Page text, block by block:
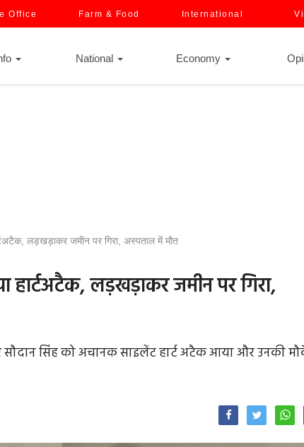
Office Farm & Food International
National Economy
लड़खड़ाकर जमीन पर गिरा, अस्पताल में मौत
हार्टअटैक, लड़खड़ाकर जमीन पर गिरा,
सौदान सिंह को अचानक साइलेंट हार्ट अटैक आया और उनकी